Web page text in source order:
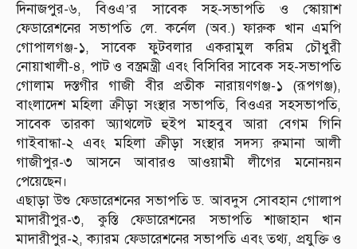
দিনাজপুর-৬, বিওএ’র সাবেক সহ-সভাপতি ও স্কোয়াশ
ফেডারেশনের সভাপতি লে. কর্নেল (অব.) ফারুক খান এমপি
গোপালগঞ্জ-১, সাবেক ফুটবলার একরামুল করিম চৌধুরী
নোয়াখালী-৪, পাট ও বস্ত্রমন্ত্রী এবং বিসিবির সাবেক সহ-সভাপতি
গোলাম দস্তগীর গাজী বীর প্রতীক নারায়ণগঞ্জ-১ (রূপগঞ্জ),
বাংলাদেশ মহিলা ক্রীড়া সংস্থার সভাপতি, বিওএর সহসভাপতি,
সাবেক তারকা অ্যাথলেট হুইপ মাহবুব আরা বেগম গিনি
গাইবান্ধা-২ এবং মহিলা ক্রীড়া সংস্থার সদস্য রুমানা আলী
গাজীপুর-৩ আসনে আবারও আওয়ামী লীগের মনোনয়ন
পেয়েছেন।
এছাড়া উশু ফেডারেশনের সভাপতি ড. আবদুস সোবহান গোলাপ
মাদারীপুর-৩, কুস্তি ফেডারেশনের সভাপতি শাজাহান খান
মাদারীপুর-২, ক্যারম ফেডারেশনের সভাপতি এবং তথ্য, প্রযুক্তি ও